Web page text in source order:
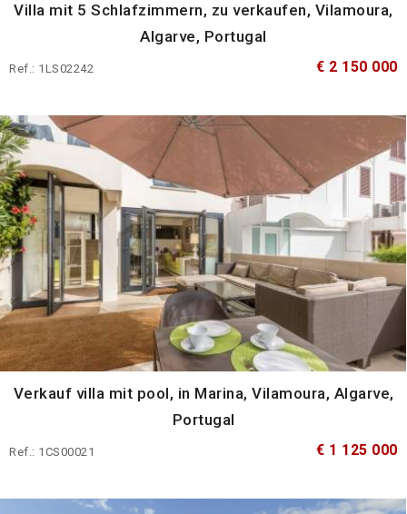
Villa mit 5 Schlafzimmern, zu verkaufen, Vilamoura,
Algarve, Portugal
Ref.: 1LS02242 € 2 150 000
Verkauf villa mit pool, in Marina, Vilamoura, Algarve,
Portugal
Ref.: 1CS00021 € 1 125 000